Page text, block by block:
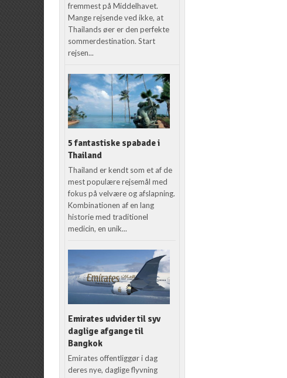
fremmest på Middelhavet.
Mange rejsende ved ikke, at
Thailands øer er den perfekte
sommerdestination. Start
rejsen...
5 fantastiske spabade i
Thailand
Thailand er kendt som et af de
mest populære rejsemål med
fokus på velvære og afslapning.
Kombinationen af en lang
historie med traditionel
medicin, en unik...
Emirates udvider til syv
daglige afgange til
Bangkok
Emirates offentliggør i dag
deres nye, daglige flyvning